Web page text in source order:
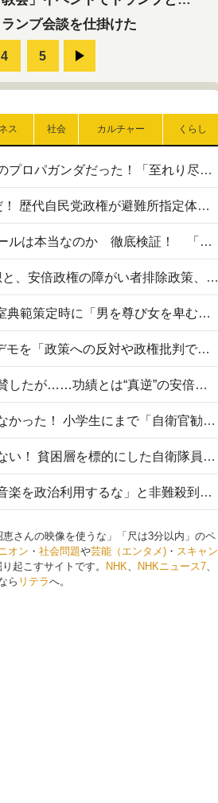
ンプ会談を仕掛けた
ス 社会 カルチャー くらし
高市首相の熊本地震避難所視察は北朝鮮並みのプロパガンダだった！「至れり尽くせり」の選ばれた避難所の一方で実態は…
〈#ミサイルよりクーラーを〉は正当な批判だ！ 歴代自民党政権が避難所指定体育館へのエアコン設置を遅らせてきた客観的事実
高市首相の「休んでない」「寝てない」アピールは本当なのか 徹底検証！ 「資料読み込み」「アイロンがけ」も矛盾だらけ…
相模原事件から10年──植松死刑囚の優生思想と、安倍政権の障がい者排除政策、右派勢力の差別主義との関係を改めて問う
“男系男子の皇位継承”は明治期の創作！ 旧皇室典範策定時に「男を尊び女を卑むの慣習、人民の脳髄」とトンデモ論で女性天皇を否定
山里亮太が『DayDay.』で国会前の高市批判デモを「政策への反対や政権批判でない」と捻じ曲げ解説 デモ参加者から批判殺到
安倍晋三元首相の命日で高市首相は功績を賞賛したが……功績とは“真逆”の安倍元首相のトンデモ発言を振り返る
自衛隊リクルートは貧困層狙い撃ちだけではなかった！ 小学生にまで「自衛官勧誘」目的のパンフレット作成
「自衛隊は経済的に厳しい子が」は間違ってない！ 貧困層を標的にした自衛隊員募集、やす子、山上被告も…日本でも進む“経済的徴兵制”
高市首相がミュージックアワードに登壇で「音楽を政治利用するな」と非難殺到！ MAJの国策的本質を批判する声も
さんの映像を使うな」「尺は3分以内」のペ
オン ・ 社会問題や芸能（エンタメ) ・ スキャン
起こすサイトです。 NHK、 NHKニュース7、
ら リテラへ。